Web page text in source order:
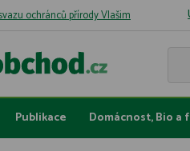
ochránců přírody Vlašim
Publikace Domácnost, Bio a